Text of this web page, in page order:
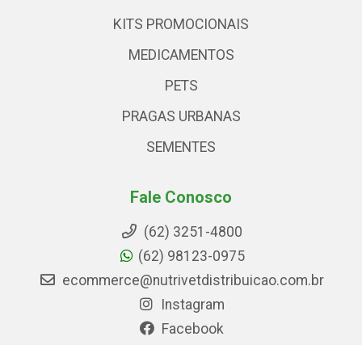
KITS PROMOCIONAIS
MEDICAMENTOS
PETS
PRAGAS URBANAS
SEMENTES
Fale Conosco
(62) 3251-4800
(62) 98123-0975
ecommerce@nutrivetdistribuicao.com.br
Instagram
Facebook